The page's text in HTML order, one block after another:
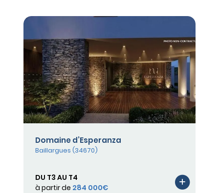
Domaine d’Esperanza
Baillargues (34670)
DU T3 AU T4
à partir de 284 000€